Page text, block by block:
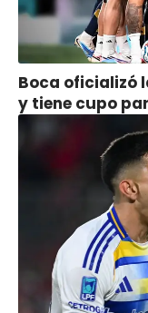
Boca oficializó
y tiene cupo